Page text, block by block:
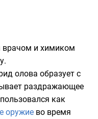
врачом и химиком
олова образует с
раздражающее
как
оружие во время